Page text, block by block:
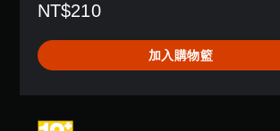
分
5
顆
星
分
NT$210
加入購物籃